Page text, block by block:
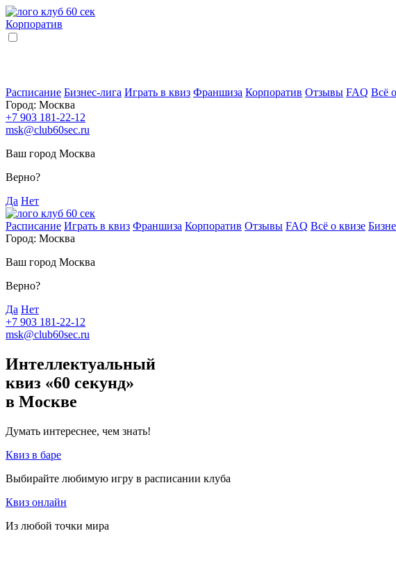
Корпоратив
Расписание Бизнес-лига Играть в квиз Франшиза Корпоратив Отзывы FAQ Всё
Город: Москва
+7 903 181-22-12
msk@club60sec.ru
Ваш город Москва
Верно?
Да Нет
Расписание Играть в квиз Франшиза Корпоратив Отзывы FAQ Всё о квизе
Город: Москва
Ваш город Москва
Верно?
Да Нет
+7 903 181-22-12
msk@club60sec.ru
Интеллектуальный
квиз «60 секунд»
в Москве
Думать интереснее, чем знать!
Квиз в баре
Выбирайте любимую игру в расписании клуба
Квиз онлайн
Из любой точки мира